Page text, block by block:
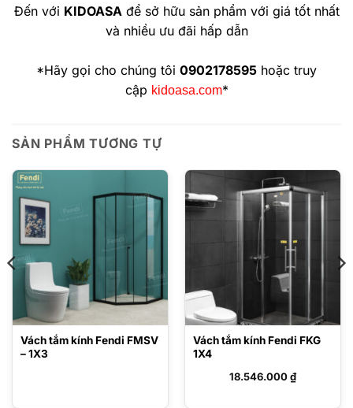
Đến với KIDOASA để sở hữu sản phẩm với giá tốt nhất
và nhiều ưu đãi hấp dẫn
*Hãy gọi cho chúng tôi 0902178595 hoặc truy
cập kidoasa.com*
SẢN PHẨM TƯƠNG TỰ
Vách tắm kính Fendi FMSV
– 1X3
Vách tắm kính Fendi FKG
1X4
18.546.000₫